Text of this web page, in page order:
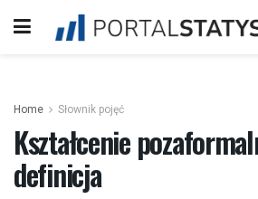
Home Słownik pojęć
Kształcenie
definicja